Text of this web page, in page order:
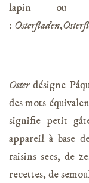
lapin ou
: Osterfladen,
Osterdésigne
des mots
signifie petit
appareil à base
raisins secs, de
recettes, de